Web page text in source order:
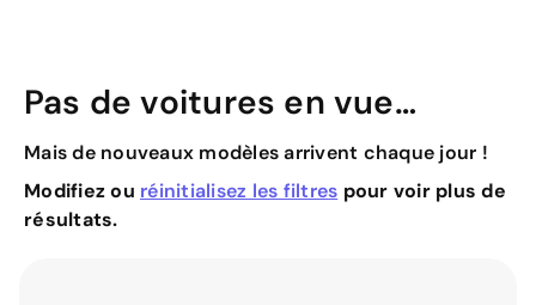
Pas de voitures en vue…
Mais de nouveaux modèles arrivent chaque jour !
Modifiez ou réinitialisez les filtres pour voir plus de
résultats.